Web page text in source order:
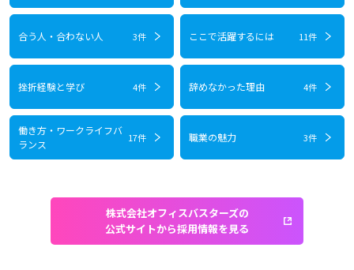
合う人・合わない人 3件 ここで活躍するには 11件
挫折経験と学び 4件 辞めなかった理由 4件
働き方・ワークライフバ
ランス
17件 職業の魅力 3件
株式会社オフィスバスターズの
公式サイトから採用情報を見る